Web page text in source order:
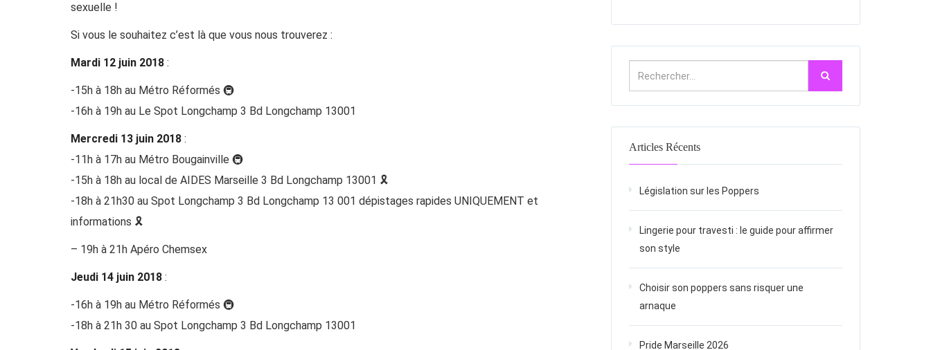
sexuelle !
Si vous le souhaitez c’est là que vous nous trouverez :
Mardi 12 juin 2018 :
-15h à 18h au Métro Réformés 🚇
-16h à 19h au Le Spot Longchamp 3 Bd Longchamp 13001
Mercredi 13 juin 2018 :
-11h à 17h au Métro Bougainville 🚇
-15h à 18h au local de AIDES Marseille 3 Bd Longchamp 13001 🎗️
-18h à 21h30 au Spot Longchamp 3 Bd Longchamp 13 001 dépistages rapides UNIQUEMENT et
informations 🎗️
– 19h à 21h Apéro Chemsex
Jeudi 14 juin 2018 :
-16h à 19h au Métro Réformés 🚇
-18h à 21h 30 au Spot Longchamp 3 Bd Longchamp 13001
Articles Récents
Législation sur les Poppers
Lingerie pour travesti : le guide pour affirmer
son style
Choisir son poppers sans risquer une
arnaque
Pride Marseille 2026